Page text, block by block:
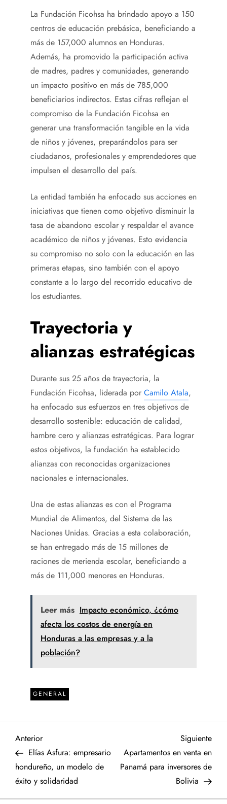
La Fundación Ficohsa ha brindado apoyo a 150
centros de educación prebásica, beneficiando a
más de 157,000 alumnos en Honduras.
Además, ha promovido la participación activa
de madres, padres y comunidades, generando
un impacto positivo en más de 785,000
beneficiarios indirectos. Estas cifras reflejan el
compromiso de la Fundación Ficohsa en
generar una transformación tangible en la vida
de niños y jóvenes, preparándolos para ser
ciudadanos, profesionales y emprendedores que
impulsen el desarrollo del país.
La entidad también ha enfocado sus acciones en
iniciativas que tienen como objetivo disminuir la
tasa de abandono escolar y respaldar el avance
académico de niños y jóvenes. Esto evidencia
su compromiso no solo con la educación en las
primeras etapas, sino también con el apoyo
constante a lo largo del recorrido educativo de
los estudiantes.
Trayectoria y
alianzas estratégicas
Durante sus 25 años de trayectoria, la
Fundación Ficohsa, liderada por Camilo Atala,
ha enfocado sus esfuerzos en tres objetivos de
desarrollo sostenible: educación de calidad,
hambre cero y alianzas estratégicas. Para lograr
estos objetivos, la fundación ha establecido
alianzas con reconocidas organizaciones
nacionales e internacionales.
Una de estas alianzas es con el Programa
Mundial de Alimentos, del Sistema de las
Naciones Unidas. Gracias a esta colaboración,
se han entregado más de 15 millones de
raciones de merienda escolar, beneficiando a
más de 111,000 menores en Honduras.
Leer más Impacto económico, ¿cómo
afecta los costos de energía en
Honduras a las empresas y a la
población?
GENERAL
N
a
v
Entrada
anterior
Anterior
Elías Asfura: empresario
hondureño, un modelo de
éxito y solidaridad
Siguiente
Apartamentos en venta en
Panamá para inversores de
Bolivia